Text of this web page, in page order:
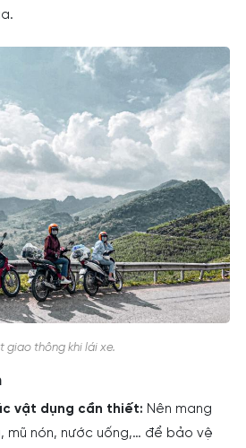
giao thông khi lái xe.
vật dụng cần thiết: Nên mang
mũ nón, nước uống,… để bảo vệ